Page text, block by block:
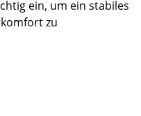
ein, um ein stabiles
zu